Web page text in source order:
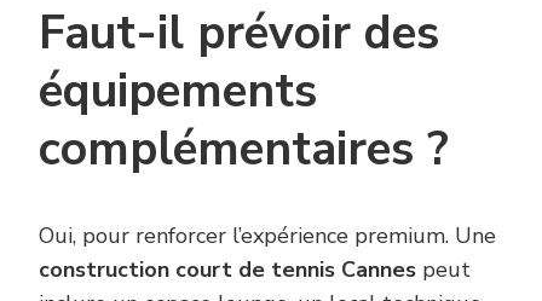
Faut-il prévoir des
équipements
complémentaires ?
Oui, pour renforcer l’expérience premium. Une
construction court de tennis Cannes peut